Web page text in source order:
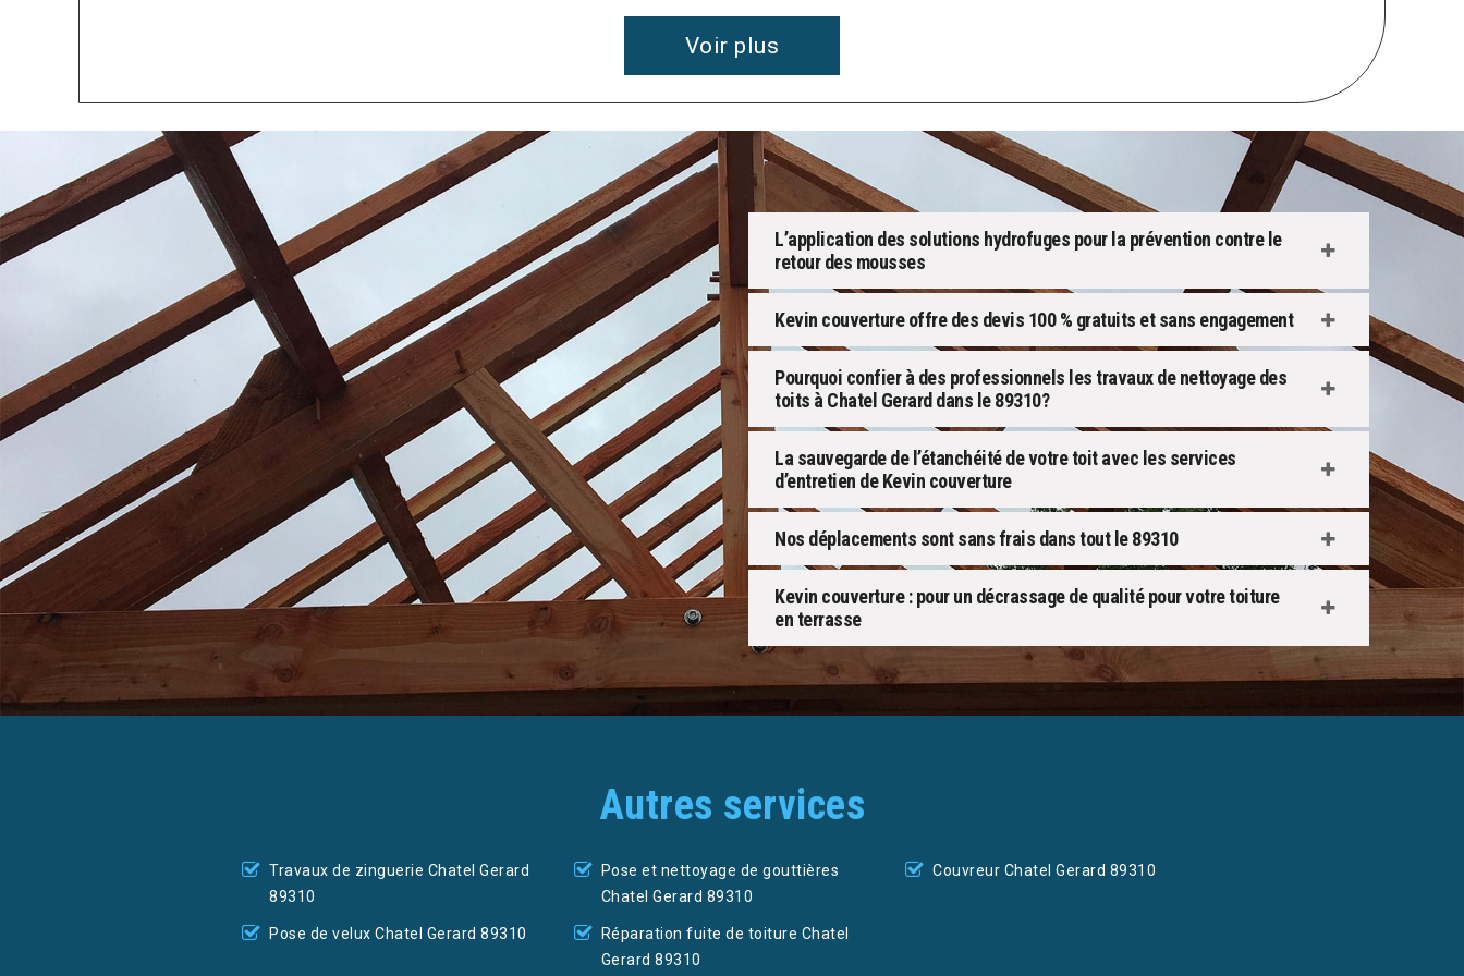
Voir plus
L’application des solutions hydrofuges pour la prévention contre le
retour des mousses
Kevin couverture offre des devis 100 % gratuits et sans engagement
Pourquoi confier à des professionnels les travaux de nettoyage des
toits à Chatel Gerard dans le 89310?
La sauvegarde de l’étanchéité de votre toit avec les services
d’entretien de Kevin couverture
Nos déplacements sont sans frais dans tout le 89310
Kevin couverture : pour un décrassage de qualité pour votre toiture
en terrasse
Autres services
Travaux de zinguerie Chatel Gerard
89310
Pose de velux Chatel Gerard 89310
Pose et nettoyage de gouttières
Chatel Gerard 89310
Réparation fuite de toiture Chatel
Gerard 89310
Couvreur Chatel Gerard 89310